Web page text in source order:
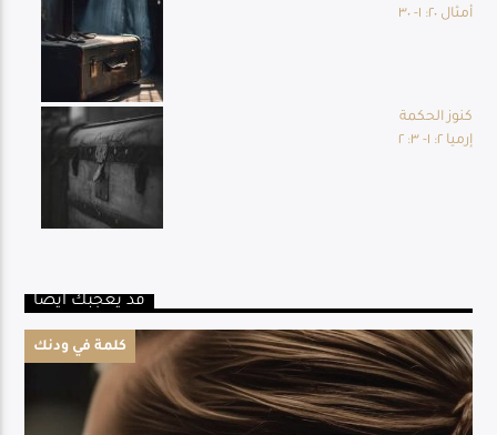
أمثال ٢٠: ١- ٣٠
كنوز الحكمة
إرميا ٢: ١- ٣: ٢
قد يعجبك أيضا
كلمة في ودنك